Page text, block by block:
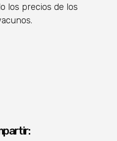
los precios de los